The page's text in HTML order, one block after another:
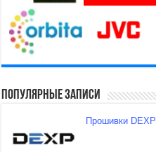
Популярные записи
Прошивки DEXP